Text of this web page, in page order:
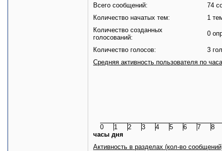
Всего сообщений:
74
Количество начатых тем:
1
Количество созданных
голосований:
0
Количество голосов:
3
Средняя активность пользователя по
0 1 2 3 4 5 6 7
8
часы дня
Активность в разделах (кол-во